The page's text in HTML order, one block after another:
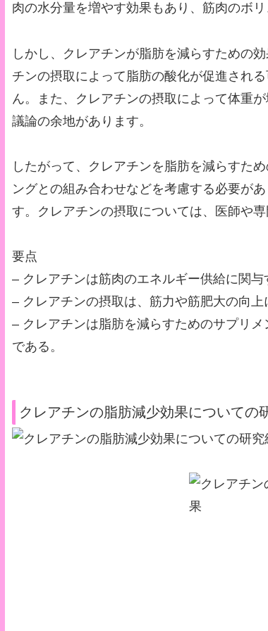
肉の水分量を増やす効果もあり、筋肉のボ
しかし、クレアチンが脂肪を減らすための
チンの摂取によって脂肪の酸化が促進され
ん。また、クレアチンの摂取によって体重
議論の余地があります。
したがって、クレアチンを脂肪を減らすた
ングとの組み合わせなどを考慮する必要が
す。クレアチンの摂取については、医師や
要点
– クレアチンは筋肉のエネルギー供給に関
– クレアチンの摂取は、筋力や筋肥大の向上
– クレアチンは脂肪を減らすためのサプリ
である。
クレアチンの脂肪減少効果についての